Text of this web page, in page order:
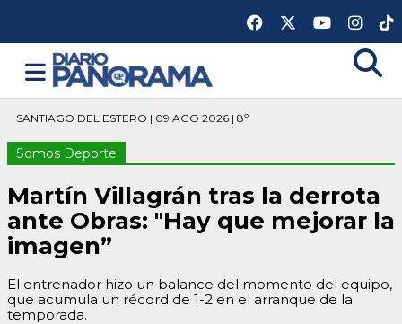
SANTIAGO DEL ESTERO | 09 AGO 2026 | 8º
Somos Deporte
Martín Villagrán tras la derrota
ante Obras: "Hay que mejorar la
imagen”
El entrenador hizo un balance del momento del equipo,
que acumula un récord de 1-2 en el arranque de la
temporada.